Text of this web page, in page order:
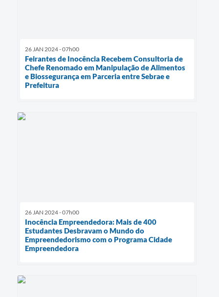
26 JAN 2024 - 07h00
Feirantes de Inocência Recebem Consultoria de
Chefe Renomado em Manipulação de Alimentos
e Biossegurança em Parceria entre Sebrae e
Prefeitura
26 JAN 2024 - 07h00
Inocência Empreendedora: Mais de 400
Estudantes Desbravam o Mundo do
Empreendedorismo com o Programa Cidade
Empreendedora